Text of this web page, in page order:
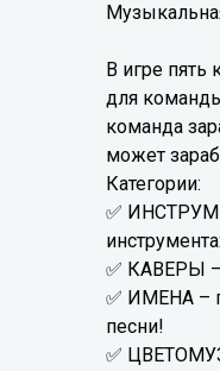
В игре пять
для
команда
может
Категории:
✅
✅ КАВЕРЫ –
✅ ИМЕНА –
песни!
✅